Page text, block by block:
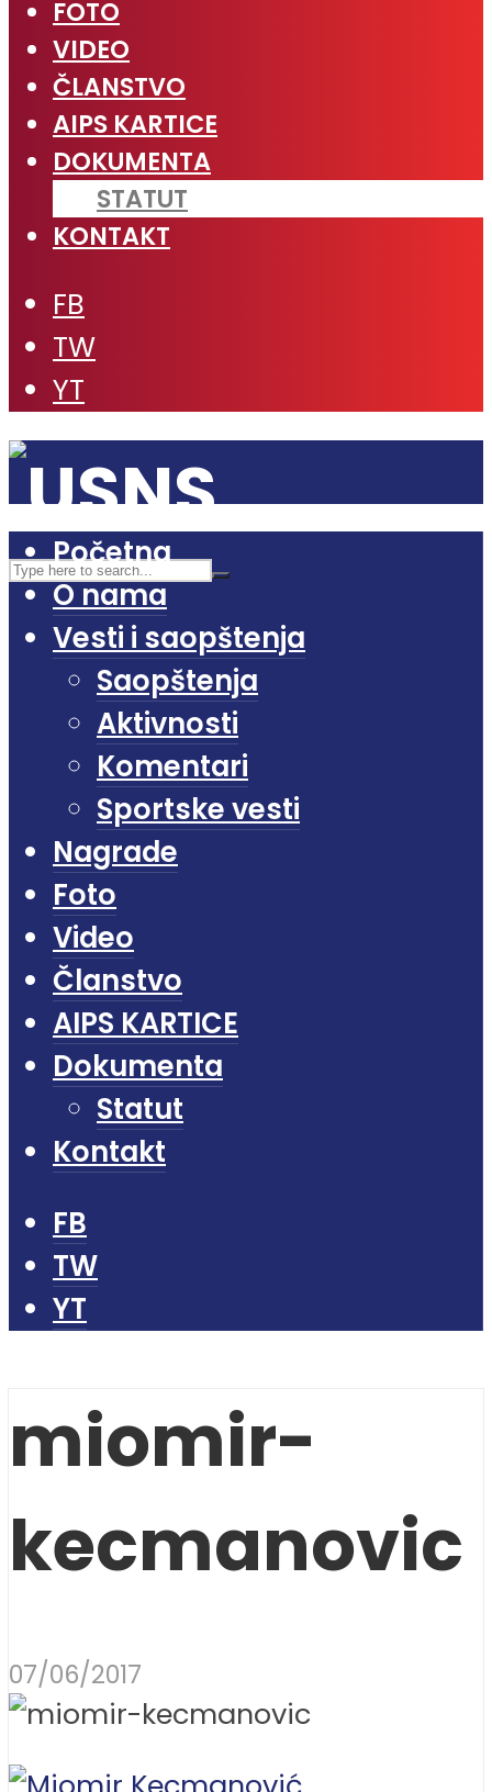
FOTO
VIDEO
ČLANSTVO
AIPS KARTICE
DOKUMENTA
STATUT
KONTAKT
FB
TW
YT
Početna
O nama
Vesti i saopštenja
Saopštenja
Aktivnosti
Komentari
Sportske vesti
Nagrade
Foto
Video
Članstvo
AIPS KARTICE
Dokumenta
Statut
Kontakt
FB
TW
YT
miomir-
kecmanovic
07/06/2017